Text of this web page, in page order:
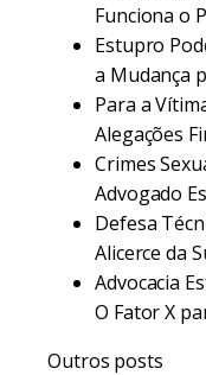
Funciona o
Estupro
a Mudança
Para a
Alegações
Crimes
Advogado
Defesa
Alicerce da
Advocacia
O Fator X
Outros posts